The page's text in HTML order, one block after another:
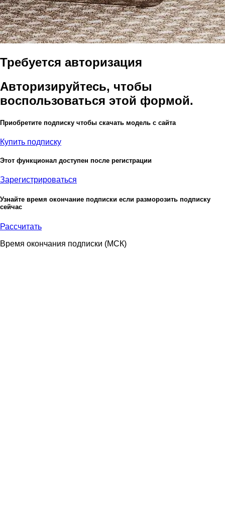
Требуется авторизация
Авторизируйтесь, чтобы
воспользоваться этой формой.
Приобретите подписку чтобы скачать модель с сайта
Купить подписку
Этот функционал доступен после регистрации
Зарегистрироваться
Узнайте время окончание подписки если разморозить подписку
сейчас
Рассчитать
Время окончания подписки (МСК)